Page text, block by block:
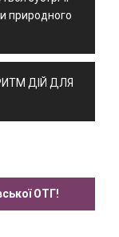
природного
ДІЙ ДЛЯ
ОТГ!